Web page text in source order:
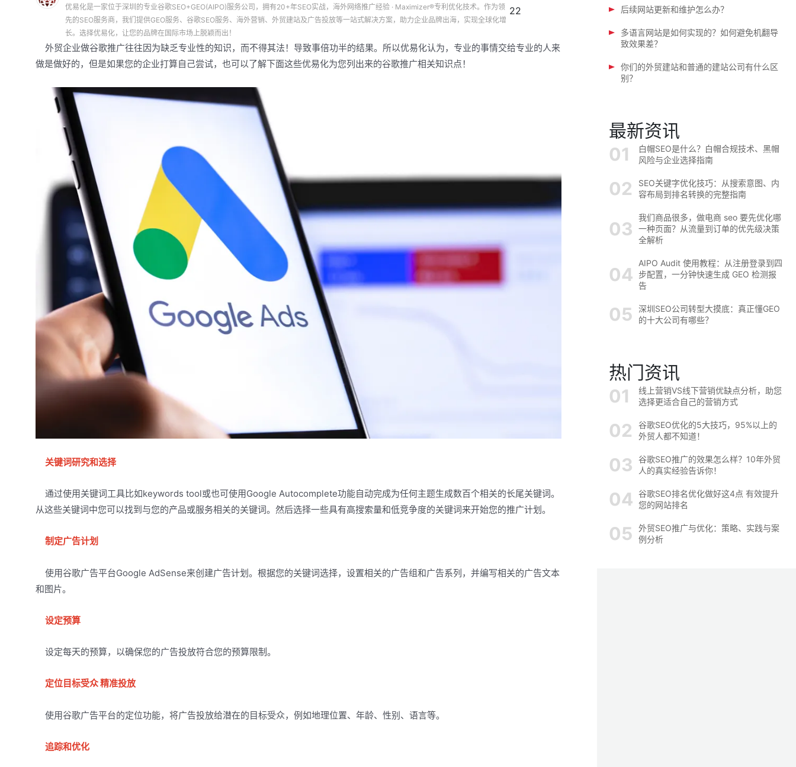
优易化是一家位于深圳的专业谷歌SEO+GEO(AIPO)服务公司，拥有20+年SEO实战，海外网络推广经验 · Maximizer®专利优化技术。作为领
先的SEO服务商，我们提供GEO服务、谷歌SEO服务、海外营销、外贸建站及广告投放等一站式解决方案，助力企业品牌出海，实现全球化增
长。选择优易化，让您的品牌在国际市场上脱颖而出！
22
外贸企业做谷歌推广往往因为缺乏专业性的知识，而不得其法！导致事倍功半的结果。所以优易化认为，专业的事情交给专业的人来
做是做好的，但是如果您的企业打算自己尝试，也可以了解下面这些优易化为您列出来的谷歌推广相关知识点！
关键词研究和选择
通过使用关键词工具比如keywords tool或也可使用Google Autocomplete功能自动完成为任何主题生成数百个相关的长尾关键词。
从这些关键词中您可以找到与您的产品或服务相关的关键词。然后选择一些具有高搜索量和低竞争度的关键词来开始您的推广计划。
制定广告计划
使用谷歌广告平台Google AdSense来创建广告计划。根据您的关键词选择，设置相关的广告组和广告系列，并编写相关的广告文本
和图片。
设定预算
设定每天的预算，以确保您的广告投放符合您的预算限制。
定位目标受众 精准投放
使用谷歌广告平台的定位功能，将广告投放给潜在的目标受众，例如地理位置、年龄、性别、语言等。
追踪和优化
后续网站更新和维护怎么办？
多语言网站是如何实现的？如何避免机翻导
致效果差？
你们的外贸建站和普通的建站公司有什么区
别？
最新资讯
白帽SEO是什么？白帽合规技术、黑帽
风险与企业选择指南
SEO关键字优化技巧：从搜索意图、内
容布局到排名转换的完整指南
我们商品很多，做电商 seo 要先优化哪
一种页面？从流量到订单的优先级决策
全解析
AIPO Audit 使用教程：从注册登录到四
步配置，一分钟快速生成 GEO 检测报
告
深圳SEO公司转型大摸底：真正懂GEO
的十大公司有哪些？
热门资讯
线上营销VS线下营销优缺点分析，助您
选择更适合自己的营销方式
谷歌SEO优化的5大技巧，95%以上的
外贸人都不知道！
谷歌SEO推广的效果怎么样？10年外贸
人的真实经验告诉你！
谷歌SEO排名优化做好这4点 有效提升
您的网站排名
外贸SEO推广与优化：策略、实践与案
例分析